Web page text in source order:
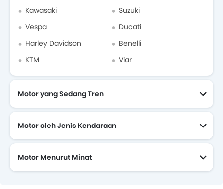
Kawasaki
Suzuki
Vespa
Ducati
Harley Davidson
Benelli
KTM
Viar
Motor yang Sedang Tren
Motor oleh Jenis Kendaraan
Motor Menurut Minat